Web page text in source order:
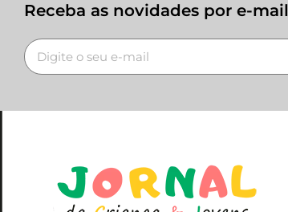
Receba as novidades por e-mail